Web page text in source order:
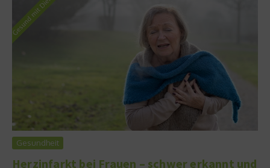
Gesundheit
Herzinfarkt bei Frauen – schwer erkannt und